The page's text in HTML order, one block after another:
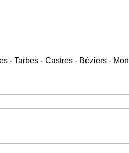
- Tarbes - Castres - Béziers -